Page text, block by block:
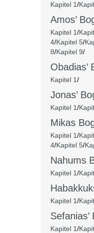
Kapitel 1/
Amos’
Kapitel 1/
4/Kapitel 5/
8/Kapitel 9/
Obadias’
Kapitel 1/
Jonas’
Kapitel 1/
Mikas
Kapitel 1/
4/Kapitel 5/
Nahums
Kapitel 1/
Kapitel 1/
Sefanias’
Kapitel 1/